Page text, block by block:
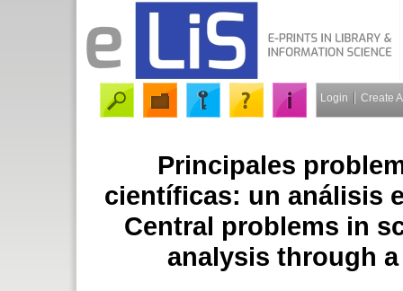
Login Create
Principales
científicas: un análisis
Central problems in
analysis through